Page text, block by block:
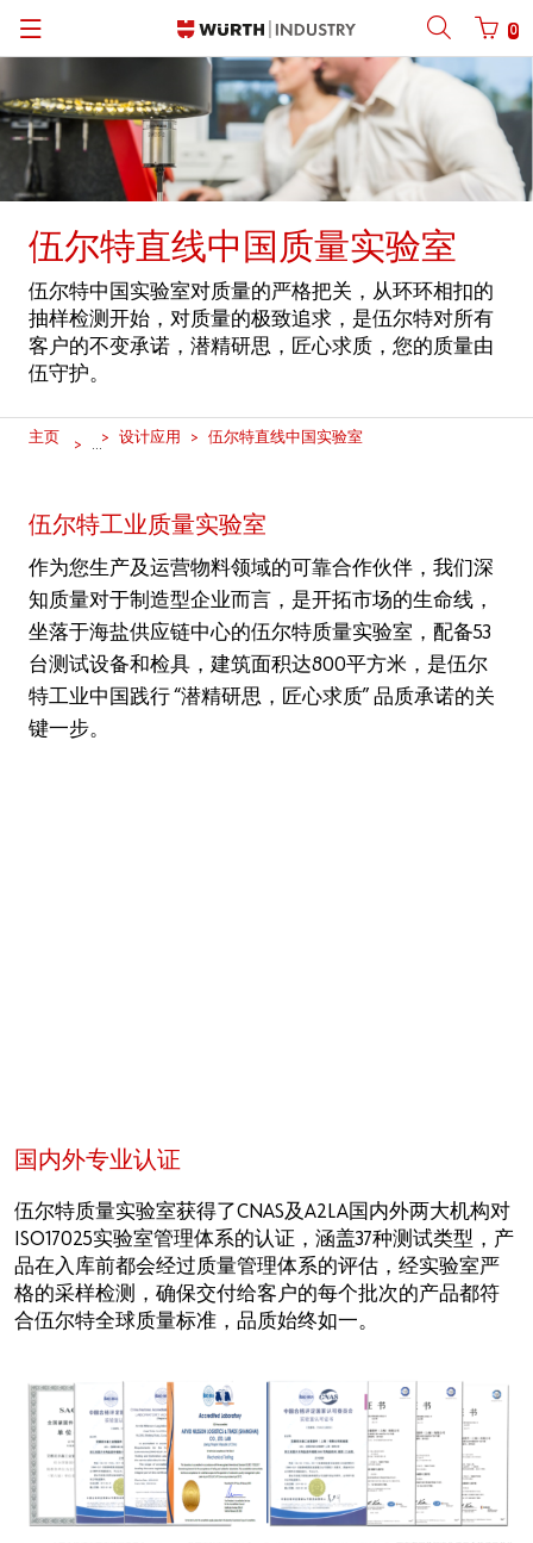
0
手机号码登陆 商城账号登录
密码
请记住登录信息
您是否希望成为在线客户？
仅需三步即可完成注册并使用在线商店所提供的全部功
能。
| 关于我们
| 我们的优势
| 业务部门
| 多渠道布局
关于我们
C类物料管理
产品一览
设计应用
行业解决方案
| 关于我们
| 行业聚焦
| 核心产品
伍尔特业务范围
伍尔特在中国
莱恩・伍尔特
伍尔特集团资料与数据
体育赞助
艺术文化
我们的原则
新闻中心
产品手册
社交平台
软件下载
English
中文
伍尔特直线中国质量实验室
伍尔特中国实验室对质量的严格把关，从环环相扣的
抽样检测开始，对质量的极致追求，是伍尔特对所有
客户的不变承诺，潜精研思，匠心求质，您的质量由
伍守护。
主页 ... 设计应用 伍尔特直线中国实验室
伍尔特工业质量实验室
作为您生产及运营物料领域的可靠合作伙伴，我们深
知质量对于制造型企业而言，是开拓市场的生命线，
坐落于海盐供应链中心的伍尔特质量实验室，配备53
台测试设备和检具，建筑面积达800平方米，是伍尔
特工业中国践行 “潜精研思，匠心求质” 品质承诺的关
键一步。
国内外专业认证
伍尔特质量实验室获得了CNAS及A2LA国内外两大机构对
ISO17025实验室管理体系的认证，涵盖37种测试类型，产
品在入库前都会经过质量管理体系的评估，经实验室严
格的采样检测，确保交付给客户的每个批次的产品都符
合伍尔特全球质量标准，品质始终如一。